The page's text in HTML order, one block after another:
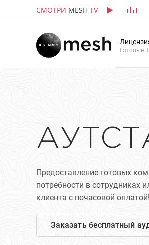
СМОТРИ MESH TV
Готовые
Предоставление готовых
потребности в сотрудниках
клиента с почасовой оплатой!
Заказать бесплатный